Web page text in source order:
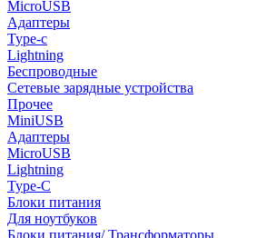
MicroUSB
Адаптеры
Type-c
Lightning
Беспроводные
Сетевые зарядные устройства
Прочее
MiniUSB
Адаптеры
MicroUSB
Lightning
Type-C
Блоки питания
Для ноутбуков
Блоки питания/ Трансформаторы